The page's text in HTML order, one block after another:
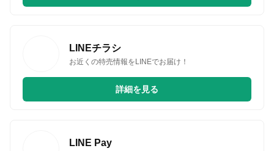
LINEチラシ
お近くの特売情報をLINEでお届け！
詳細を見る
LINE Pay